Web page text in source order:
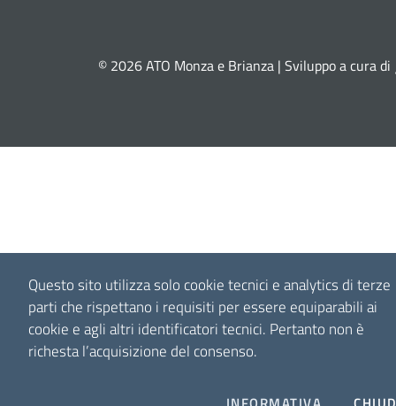
Questo sito utilizza solo cookie tecnici e analytics di terze
parti che rispettano i requisiti per essere equiparabili ai
cookie e agli altri identificatori tecnici. Pertanto non è
richesta l’acquisizione del consenso.
© 2026 ATO Monza e Brianza | Sviluppo a cura di